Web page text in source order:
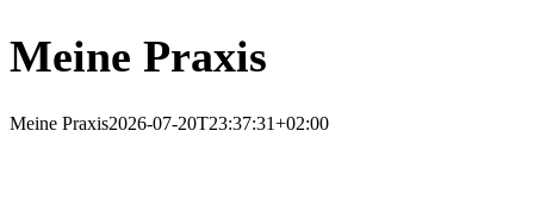
Meine Praxis
Meine Praxis2026-07-20T23:37:31+02:00